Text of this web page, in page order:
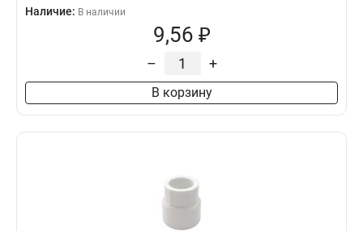
Наличие: В наличии
9,56 ₽
– +
В корзину